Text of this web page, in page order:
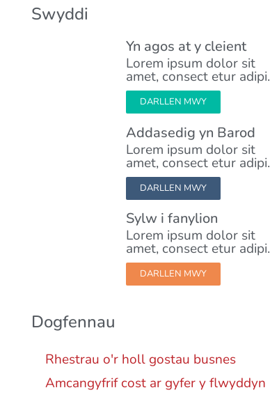
Swyddi
Yn agos at y cleient
Lorem ipsum dolor sit
amet, consect etur adipi.
DARLLEN MWY
Addasedig yn Barod
Lorem ipsum dolor sit
amet, consect etur adipi.
DARLLEN MWY
Sylw i fanylion
Lorem ipsum dolor sit
amet, consect etur adipi.
DARLLEN MWY
Dogfennau
Rhestrau o'r holl gostau busnes
Amcangyfrif cost ar gyfer y flwyddyn